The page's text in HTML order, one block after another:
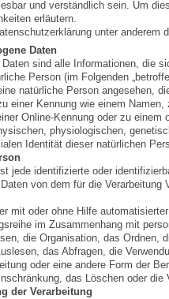
und verständlich sein. Um
erläutern.
unter anderem
Daten
Daten sind alle Informationen, die
Person (im Folgenden
natürliche Person angesehen,
einer Kennung wie einem Namen,
Online-Kennung oder zu einem
physiologischen,
Identität dieser natürlichen
jede identifizierte oder
von dem für die Verarbeitung
mit oder ohne Hilfe
im Zusammenhang mit
die Organisation, das Ordnen,
das Abfragen, die
oder eine andere Form der
das Löschen oder die
der Verarbeitung